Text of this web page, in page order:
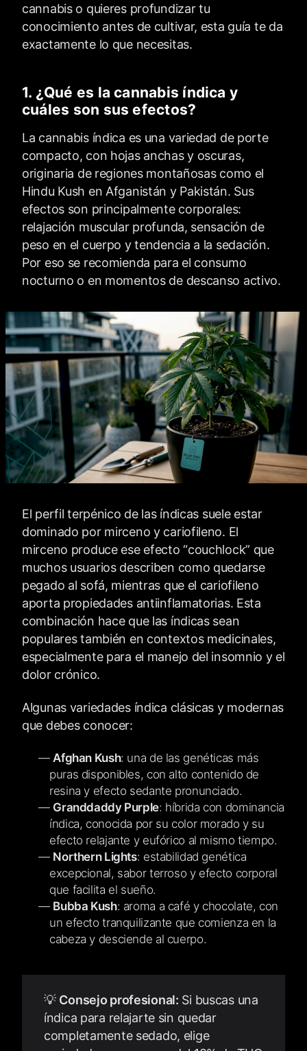
cannabis o quieres profundizar tu
conocimiento antes de cultivar, esta guía te da
exactamente lo que necesitas.
1. ¿Qué es la cannabis índica y
cuáles son sus efectos?
La cannabis índica es una variedad de porte
compacto, con hojas anchas y oscuras,
originaria de regiones montañosas como el
Hindu Kush en Afganistán y Pakistán. Sus
efectos son principalmente corporales:
relajación muscular profunda, sensación de
peso en el cuerpo y tendencia a la sedación.
Por eso se recomienda para el consumo
nocturno o en momentos de descanso activo.
El perfil terpénico de las índicas suele estar
dominado por mirceno y cariofileno. El
mirceno produce ese efecto “couchlock” que
muchos usuarios describen como quedarse
pegado al sofá, mientras que el cariofileno
aporta propiedades antiinflamatorias. Esta
combinación hace que las índicas sean
populares también en contextos medicinales,
especialmente para el manejo del insomnio y el
dolor crónico.
Algunas variedades índica clásicas y modernas
que debes conocer:
Afghan Kush: una de las genéticas más
puras disponibles, con alto contenido de
resina y efecto sedante pronunciado.
Granddaddy Purple: híbrida con dominancia
índica, conocida por su color morado y su
efecto relajante y eufórico al mismo tiempo.
Northern Lights: estabilidad genética
excepcional, sabor terroso y efecto corporal
que facilita el sueño.
Bubba Kush: aroma a café y chocolate, con
un efecto tranquilizante que comienza en la
cabeza y desciende al cuerpo.
💡 Consejo profesional: Si buscas una
índica para relajarte sin quedar
completamente sedado, elige